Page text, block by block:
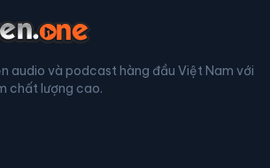
audio và podcast hàng đầu Việt Nam với
chất lượng cao.